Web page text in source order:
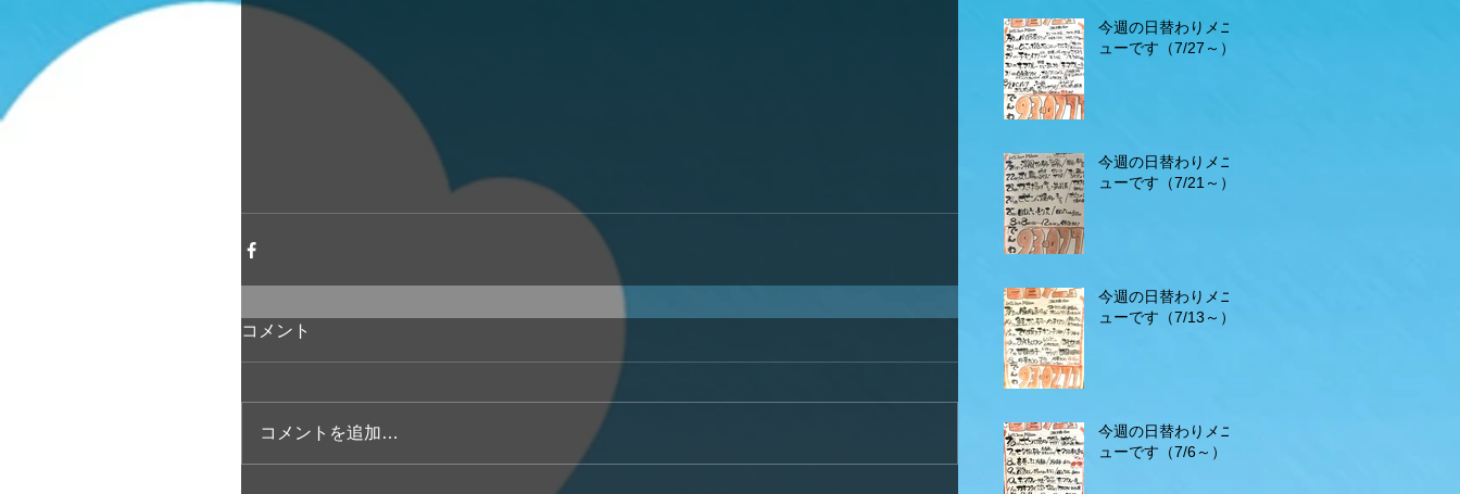
コメント
コメントを追加…
今週の日替わりメニ
ューです（7/27～）
今週の日替わりメニ
ューです（7/21～）
今週の日替わりメニ
ューです（7/13～）
今週の日替わりメニ
ューです（7/6～）